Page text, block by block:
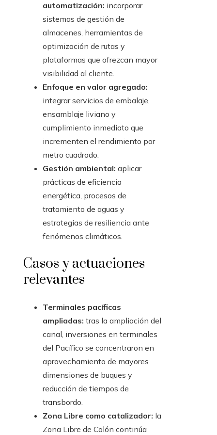
automatización: incorporar
sistemas de gestión de
almacenes, herramientas de
optimización de rutas y
plataformas que ofrezcan mayor
visibilidad al cliente.
Enfoque en valor agregado:
integrar servicios de embalaje,
ensamblaje liviano y
cumplimiento inmediato que
incrementen el rendimiento por
metro cuadrado.
Gestión ambiental: aplicar
prácticas de eficiencia
energética, procesos de
tratamiento de aguas y
estrategias de resiliencia ante
fenómenos climáticos.
Casos y actuaciones
relevantes
Terminales pacíficas
ampliadas: tras la ampliación del
canal, inversiones en terminales
del Pacífico se concentraron en
aprovechamiento de mayores
dimensiones de buques y
reducción de tiempos de
transbordo.
Zona Libre como catalizador: la
Zona Libre de Colón continúa